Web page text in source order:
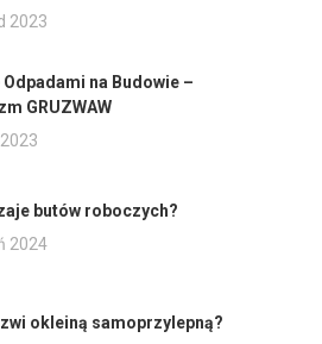
2023
na Budowie –
GRUZWAW
butów roboczych?
2024
okleiną samoprzylepną?